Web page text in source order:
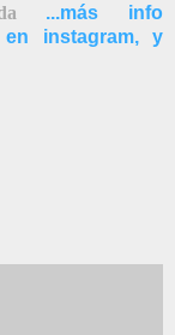
...más info
instagram, y